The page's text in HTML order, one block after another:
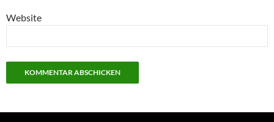
Website